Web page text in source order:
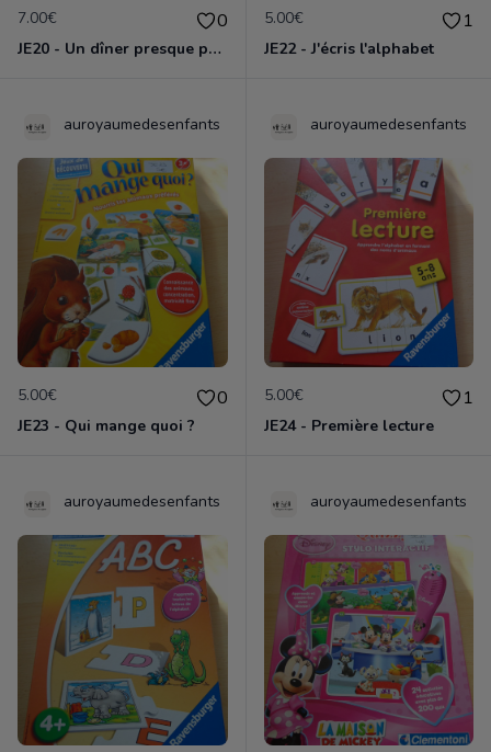
7.00€ 0
JE20 - Un dîner presque parfait
5.00€ 1
JE22 - J'écris l'alphabet
auroyaumedesenfants
5.00€ 0
JE23 - Qui mange quoi ?
auroyaumedesenfants
5.00€ 1
JE24 - Première lecture
auroyaumedesenfants auroyaumedesenfants